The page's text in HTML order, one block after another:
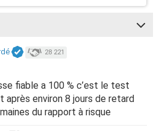
28 221
fiable a 100 % c’est le test
après environ 8 jours de retard
du rapport à risque